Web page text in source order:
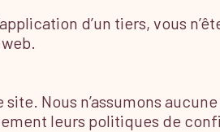
d’un tiers, vous
Nous n’assumons
leurs politiques de